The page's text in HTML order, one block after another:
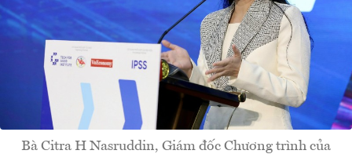
Bà Citra H Nasruddin, Giám đốc Chương trình của